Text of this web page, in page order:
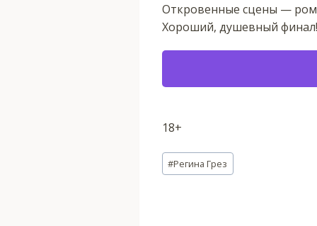
Откровенные сцены —
Хороший, душевный финал!
18+
Метки
записи:
#Регина Грез